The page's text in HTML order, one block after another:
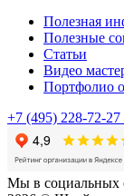
Полезная
Полезные
Статьи
Видео
Портфолио
+7 (495) 228-72-27
Мы в социальных